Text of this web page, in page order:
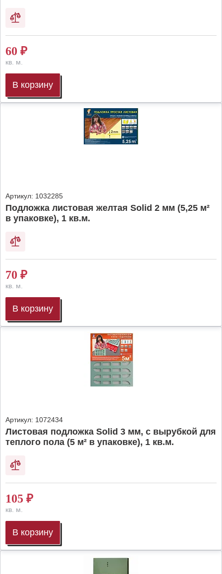
60 ₽
кв. м.
В корзину
Артикул: 1032285
Подложка листовая желтая Solid 2 мм (5,25 м²
в упаковке), 1 кв.м.
70 ₽
кв. м.
В корзину
Артикул: 1072434
Листовая подложка Solid 3 мм, с вырубкой для
теплого пола (5 м² в упаковке), 1 кв.м.
105 ₽
кв. м.
В корзину